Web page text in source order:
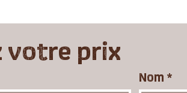
votre prix
Nom *